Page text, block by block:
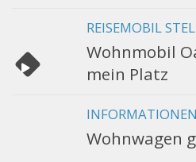
REISEMOBIL
Wohnmobil
mein Platz
INFORMATIONEN
Wohnwagen